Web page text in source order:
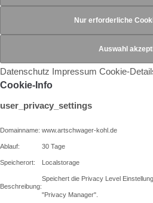
Datenschutz Impressum Cookie-
Cookie-Info
user_privacy_settings
Domainname: www.artschwager-kohl.de
Ablauf: 30 Tage
Speicherort: Localstorage
Beschreibung:
Speichert die Privacy Level
"Privacy Manager".